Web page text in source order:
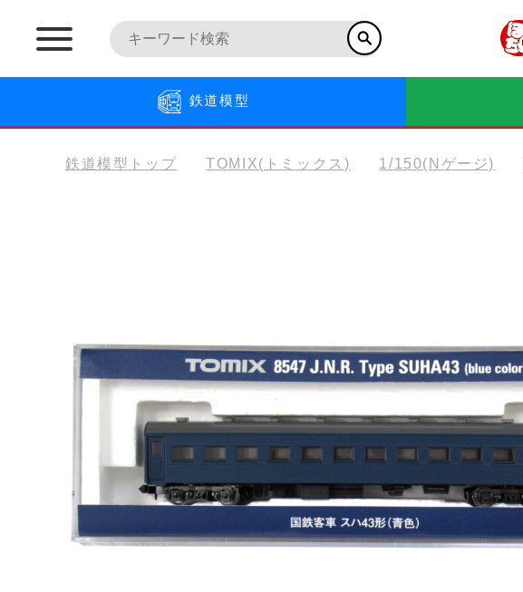
鉄道模型
鉄道模型トップ TOMIX(トミックス) 1/150(Nゲージ)